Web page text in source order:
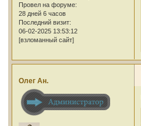
Провел на форуме:
28 дней 6 часов
Последний визит:
06-02-2025 13:53:12
[взломанный сайт]
Олег Ан.